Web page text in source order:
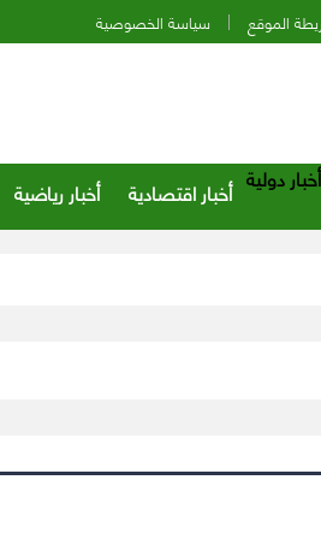
الموقع سياسة الخصوصية
أخبار دولية أخبار اقتصادية أخبار رياضية